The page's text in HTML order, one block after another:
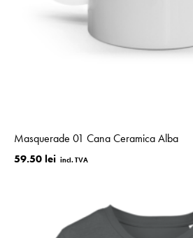
Masquerade 01 Cana Ceramica Alba
59.50 lei